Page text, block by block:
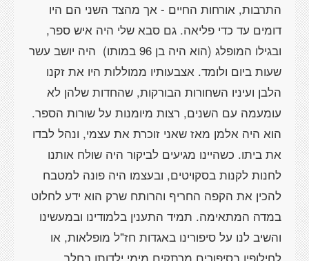
התרבות, אורחות החיים - אך מהצד השני הם היו
דומים עד כדי פליאה. גם סבא שלי היה איש ספר,
ובגילו המופלג (הוא היה בן 96 במותו) היה יושב עשר
שעות ביום ולומד. אצבעותיו ממוללות היו את זקנו
הלבן ועיניו השחורות הבורקות, שהחדות שלהן לא
עומעמה עם השנים, רצות מיומנות על שורות הספר.
הוא היה אלמן מאז שאני זוכרת את עצמי, ונהל לבדו
את ביתו. כשהיינו מגיעים לביקור היה שולח אותנו
לחנות לקנות בסקויטים, ובעצמו היה פונה למטבח
להכין את הקפה החריף והרותח שרק הוא ידע לחלוט
במדה המתאימה. תמיד התענין בלמודינו ובמעשינו
והשיב לנו על סיפורינו באגדות חז"ל מופלאות, או
לחילופין בסיפורים מרתקים מימי ילדותו בחלב